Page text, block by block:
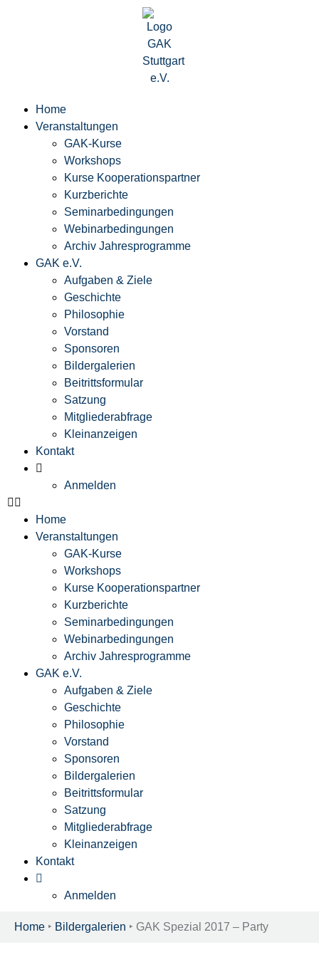
Home
Veranstaltungen
GAK-Kurse
Workshops
Kurse Kooperationspartner
Kurzberichte
Seminarbedingungen
Webinarbedingungen
Archiv Jahresprogramme
GAK e.V.
Aufgaben & Ziele
Geschichte
Philosophie
Vorstand
Sponsoren
Bildergalerien
Beitrittsformular
Satzung
Mitgliederabfrage
Kleinanzeigen
Kontakt
Anmelden
Home
Veranstaltungen
GAK-Kurse
Workshops
Kurse Kooperationspartner
Kurzberichte
Seminarbedingungen
Webinarbedingungen
Archiv Jahresprogramme
GAK e.V.
Aufgaben & Ziele
Geschichte
Philosophie
Vorstand
Sponsoren
Bildergalerien
Beitrittsformular
Satzung
Mitgliederabfrage
Kleinanzeigen
Kontakt
Anmelden
Home ‣ Bildergalerien ‣ GAK Spezial 2017 – Party